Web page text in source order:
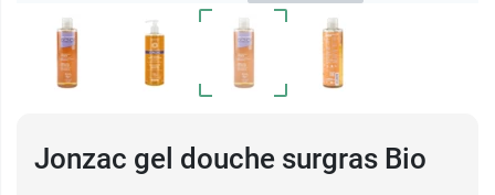
Jonzac gel douche surgras Bio